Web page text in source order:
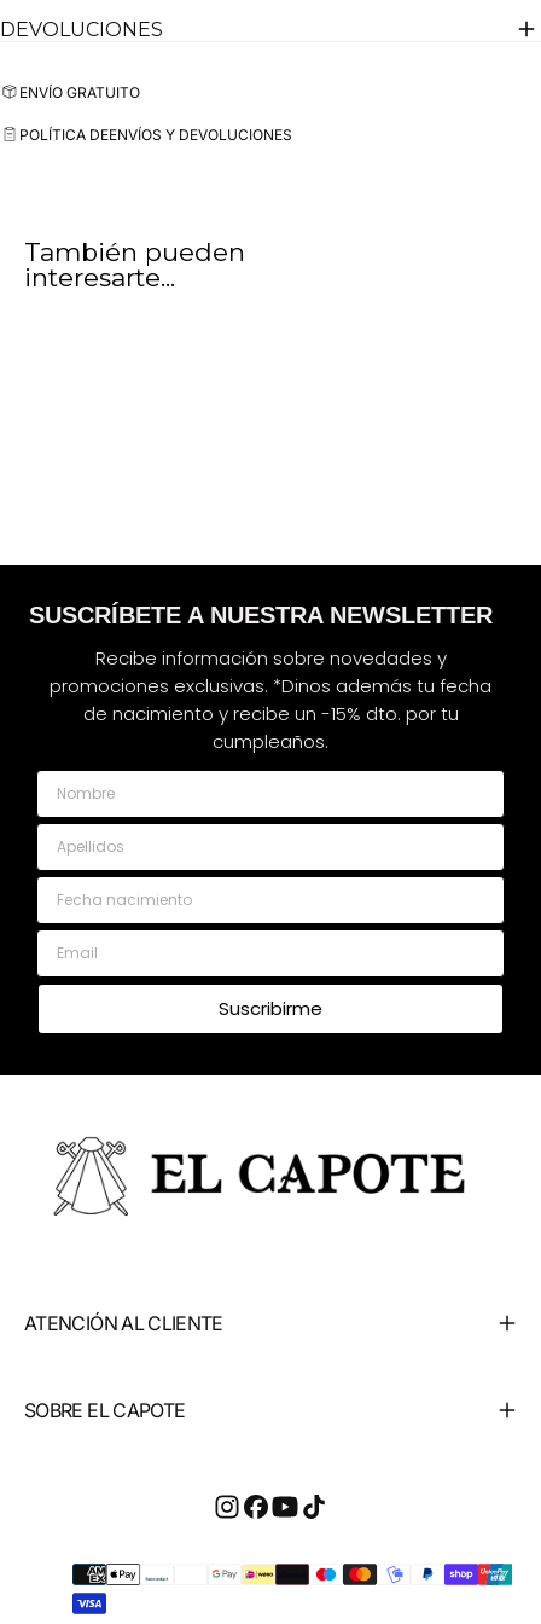
DEVOLUCIONES
ENVÍO GRATUITO
POLÍTICA DEENVÍOS Y DEVOLUCIONES
También pueden
interesarte...
SUSCRÍBETE A NUESTRA NEWSLETTER
Recibe información sobre novedades y
promociones exclusivas. *Dinos además tu fecha
de nacimiento y recibe un -15% dto. por tu
cumpleaños.
Nombre
Apellidos
Fecha nacimiento
Email
Suscribirme
ATENCIÓN AL CLIENTE
SOBRE EL CAPOTE
Métodos